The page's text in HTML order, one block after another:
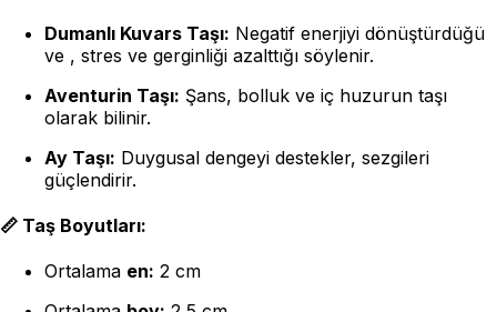
Dumanlı Kuvars Taşı: Negatif enerjiyi dönüştürdüğü
ve , stres ve gerginliği azalttığı söylenir.
Aventurin Taşı: Şans, bolluk ve iç huzurun taşı
olarak bilinir.
Ay Taşı: Duygusal dengeyi destekler, sezgileri
güçlendirir.
📏 Taş Boyutları:
Ortalama en: 2 cm